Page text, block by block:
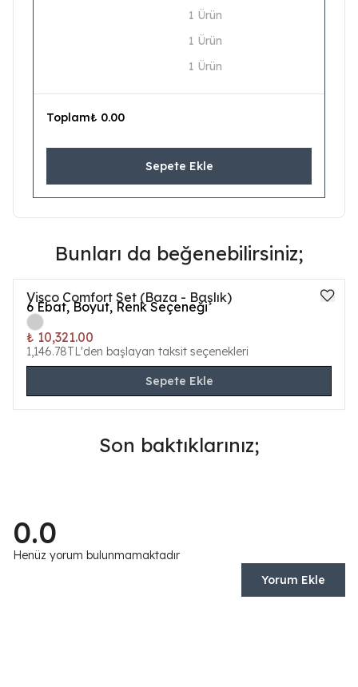
1 Ürün
1 Ürün
1 Ürün
Toplam₺ 0.00
Sepete Ekle
Bunları da beğenebilirsiniz;
Visco Comfort Set (Baza - Başlık)
6 Ebat, Boyut, Renk Seçeneği
₺ 10,321.00
1,146.78TL'den başlayan taksit seçenekleri
Sepete Ekle
Son baktıklarınız;
0.0
Henüz yorum bulunmamaktadır
Yorum Ekle